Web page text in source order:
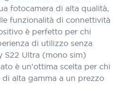
fotocamera di alta qualità,
funzionalità di connettività
è perfetto per chi
di utilizzo senza
S22 Ultra (mono sim)
è un'ottima scelta per chi
alta gamma a un prezzo